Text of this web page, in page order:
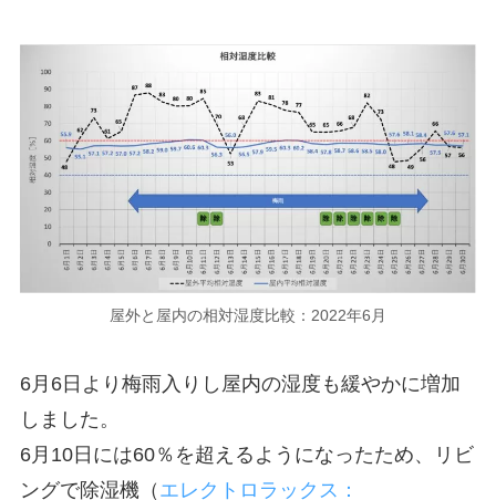
屋外と屋内の相対湿度比較：2022年6月
6月6日より梅雨入りし屋内の湿度も緩やかに増加
しました。
6月10日には60％を超えるようになったため、リビ
ングで除湿機（ エレクトロラックス：